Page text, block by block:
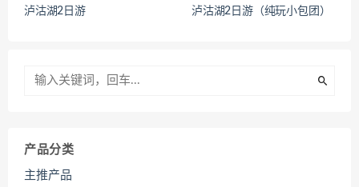
泸沽湖2日游 泸沽湖2日游（纯玩小包团）
产品分类
主推产品